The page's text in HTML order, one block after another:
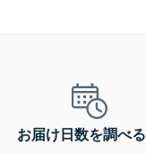
お届け日数を調べる